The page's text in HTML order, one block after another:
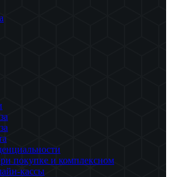
покупке и комплексном
кассы